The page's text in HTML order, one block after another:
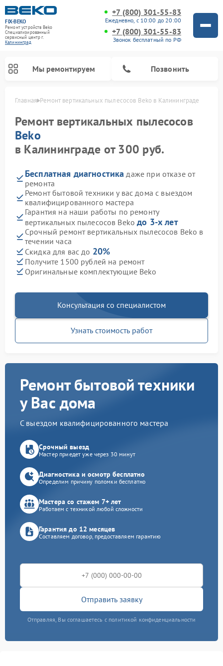
FIX-BEKO
Ремонт устройств Beko
Специализированный
cервисный центр г.
Калининград
+7 (800) 301-55-83
Ежедневно, с 10:00 до 20:00
+7 (800) 301-55-83
Звонок бесплатный по РФ
Мы ремонтируем Позвонить
Главная Ремонт вертикальных пылесосов Beko в Калининграде
Ремонт вертикальных пылесосов
Beko
в Калининграде от 300 руб.
Бесплатная диагностика даже при отказе от
ремонта
Ремонт бытовой техники у вас дома с выездом
квалифицированного мастера
Гарантия на наши работы по ремонту
вертикальных пылесосов Bekoдо 3-х лет
Срочный ремонт вертикальных пылесосов Beko в
течении часа
Скидка для вас до 20%
Получите 1500 рублей на ремонт
Оригинальные комплектующие Beko
Консультация со специалистом
Узнать стоимость работ
Ремонт бытовой техники
у Вас дома
С выездом квалифицированного мастера
Срочный выезд
Мастер приедет уже через 30 минут
Диагностика и осмотр бесплатно
Определим причину поломки бесплатно
Мастера со стажем 7+ лет
Работаем с техникой любой сложности
Гарантия до 12 месяцев
Составляем договор, предоставляем гарантию
Отправить заявку
Отправляя, Вы соглашаетесь с политикой конфиденциальности